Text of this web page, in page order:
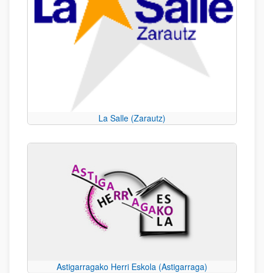
La Salle (Zarautz)
Astigarragako Herri Eskola (Astigarraga)